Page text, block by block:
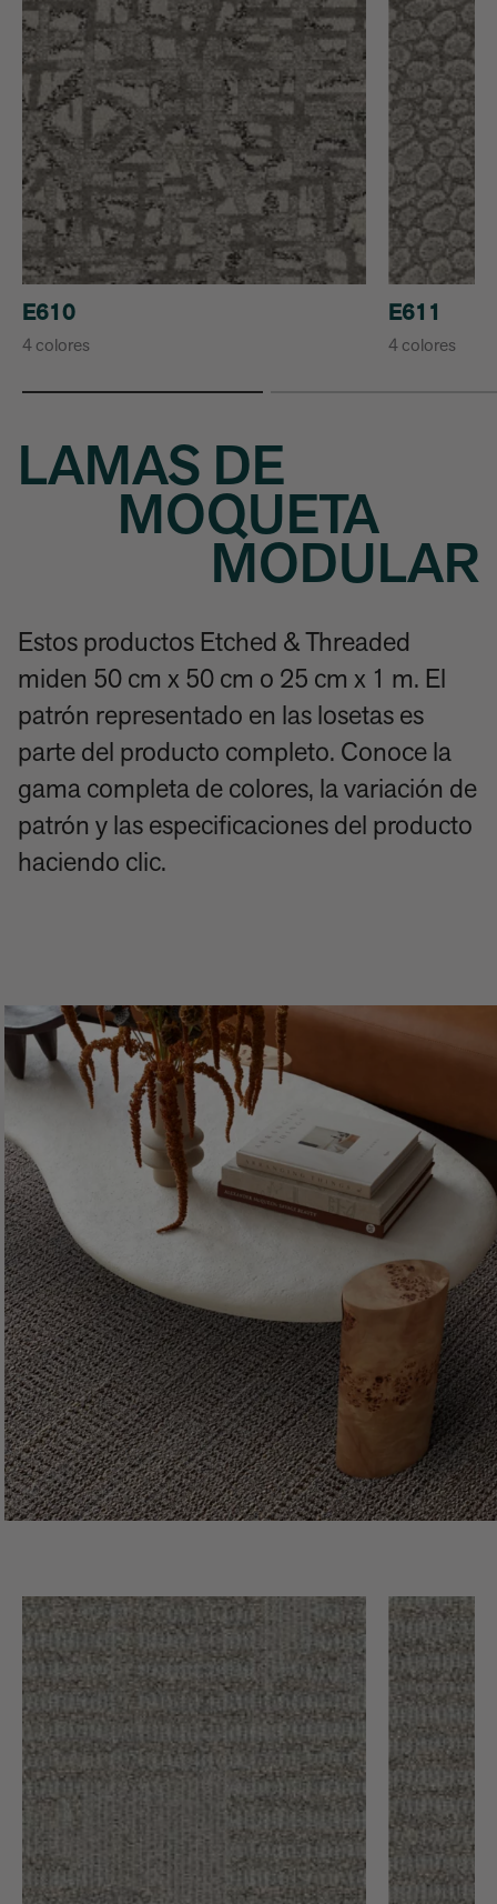
E610
4 colores
E611
4 colores
LAMAS DE
MOQUETA
MODULAR
Estos productos Etched & Threaded
miden 50 cm x 50 cm o 25 cm x 1 m. El
patrón representado en las losetas es
parte del producto completo. Conoce la
gama completa de colores, la variación de
patrón y las especificaciones del producto
haciendo clic.